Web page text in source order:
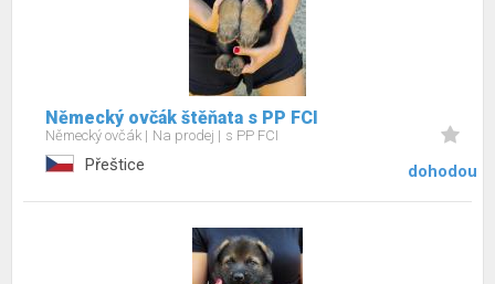
Německý ovčák štěňata s PP FCI
Německý ovčák Na prodej s PP FCI
Přeštice dohodou